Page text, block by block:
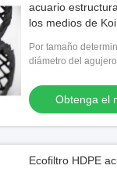
acuario
los medios de Koi
filtro
Por tamaño
50*50*50cm
diámetro del
Obtenga el
Ecofiltro HDPE